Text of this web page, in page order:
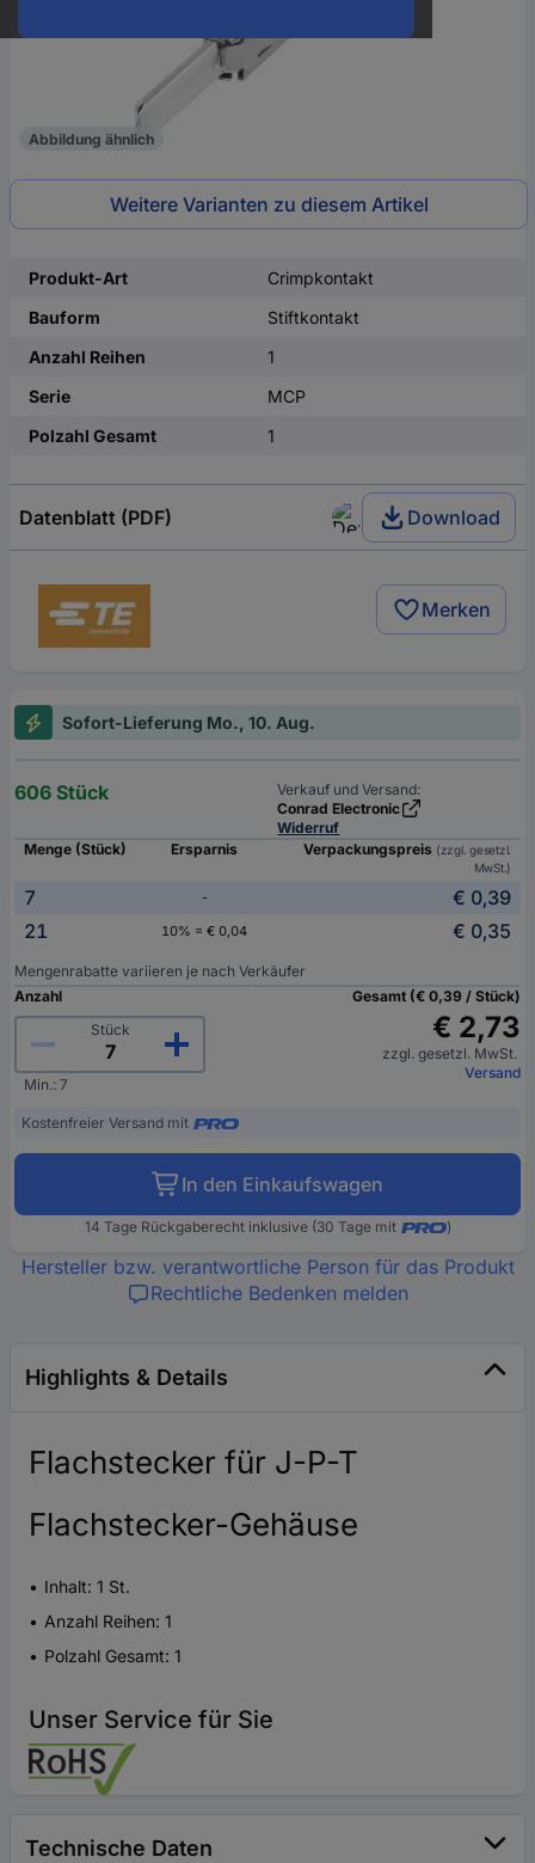
Abbildung ähnlich
Weitere Varianten zu diesem Artikel
Produkt-Art
Crimpkontakt
Bauform
Stiftkontakt
Anzahl Reihen
1
Serie
MCP
Polzahl Gesamt
1
Datenblatt (PDF) Download
Merken
Sofort-Lieferung Mo., 10. Aug.
606 Stück
Verkauf und Versand:
Conrad Electronic
Widerruf
Menge (Stück)
Ersparnis Verpackungspreis (zzgl. gesetzl.
MwSt.)
7 -
€ 0,39
21
10% = € 0,04 € 0,35
Mengenrabatte variieren je nach Verkäufer
Anzahl
Stück
Min.: 7
Gesamt (€ 0,39 / Stück)
€ 2,73
zzgl. gesetzl. MwSt.
Versand
Kostenfreier Versand mit
In den Einkaufswagen
14 Tage Rückgaberecht inklusive (30 Tage mit )
Hersteller bzw. verantwortliche Person für das Produkt
Rechtliche Bedenken melden
Highlights & Details
Flachstecker für J-P-T
Flachstecker-Gehäuse
Inhalt: 1 St.
Anzahl Reihen: 1
Polzahl Gesamt: 1
Unser Service für Sie
Technische Daten